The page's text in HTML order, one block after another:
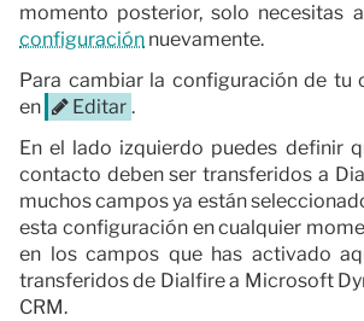
momento posterior, solo necesitas
configuración nuevamente.
Para cambiar la configuración de tu
en
Editar .
En el lado izquierdo puedes definir
contacto deben ser transferidos a
muchos campos ya están
esta configuración en cualquier
en los campos que has activado
transferidos de Dialfire a Microsoft
CRM.